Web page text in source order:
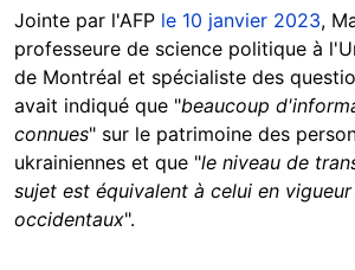
Jointe par l'AFP le 10 janvier 2023,
professeure de science politique à
de Montréal et spécialiste des
avait indiqué que "beaucoup
connues" sur le patrimoine des
ukrainiennes et que "le niveau de
sujet est équivalent à celui en
occidentaux".